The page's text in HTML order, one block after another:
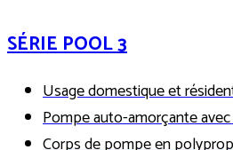
SÉRIE POOL 3
Usage domestique et
Pompe auto-amorçante